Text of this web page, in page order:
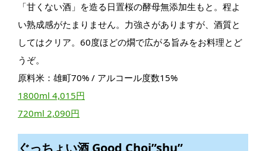
「甘くない酒」を造る日置桜の酵母無添加生もと。程よ
い熟成感がたまりません。力強さがありますが、酒質と
してはクリア。60度ほどの燗で広がる旨みをお料理とど
うぞ。
原料米：雄町70% / アルコール度数15%
1800ml 4,015円
720ml 2,090円
ぐっちょい酒 Good Choi”shu”